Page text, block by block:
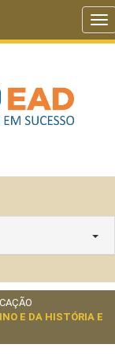
E DA HISTÓRIA E